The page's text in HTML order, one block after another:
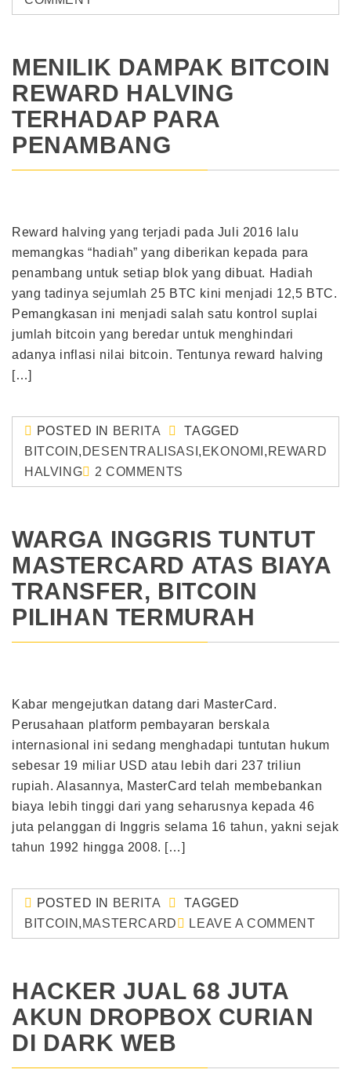
MENILIK DAMPAK BITCOIN
REWARD HALVING
TERHADAP PARA
PENAMBANG
Reward halving yang terjadi pada Juli 2016 lalu
memangkas “hadiah” yang diberikan kepada para
penambang untuk setiap blok yang dibuat. Hadiah
yang tadinya sejumlah 25 BTC kini menjadi 12,5 BTC.
Pemangkasan ini menjadi salah satu kontrol suplai
jumlah bitcoin yang beredar untuk menghindari
adanya inflasi nilai bitcoin. Tentunya reward halving
[…]
POSTED IN BERITA
TAGGED
BITCOIN , DESENTRALISASI , EKONOMI , REWARD
HALVING
2 COMMENTS
WARGA INGGRIS TUNTUT
MASTERCARD ATAS BIAYA
TRANSFER, BITCOIN
PILIHAN TERMURAH
Kabar mengejutkan datang dari MasterCard.
Perusahaan platform pembayaran berskala
internasional ini sedang menghadapi tuntutan hukum
sebesar 19 miliar USD atau lebih dari 237 triliun
rupiah. Alasannya, MasterCard telah membebankan
biaya lebih tinggi dari yang seharusnya kepada 46
juta pelanggan di Inggris selama 16 tahun, yakni sejak
tahun 1992 hingga 2008. […]
POSTED IN BERITA
TAGGED
BITCOIN , MASTERCARD LEAVE A COMMENT
HACKER JUAL 68 JUTA
AKUN DROPBOX CURIAN
DI DARK WEB